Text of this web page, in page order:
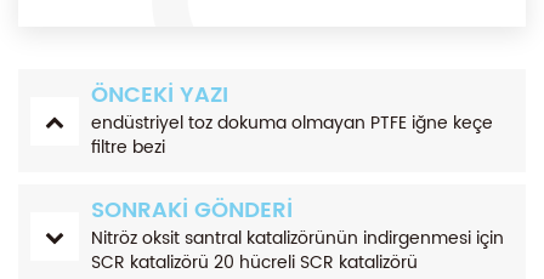
ÖNCEKI YAZI
endüstriyel toz dokuma olmayan PTFE iğne keçe
filtre bezi
SONRAKI GÖNDERI
Nitröz oksit santral katalizörünün indirgenmesi için
SCR katalizörü 20 hücreli SCR katalizörü